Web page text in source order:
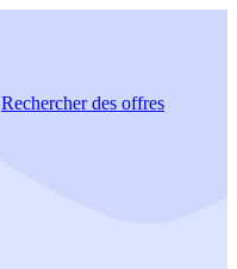
Rechercherdes offres